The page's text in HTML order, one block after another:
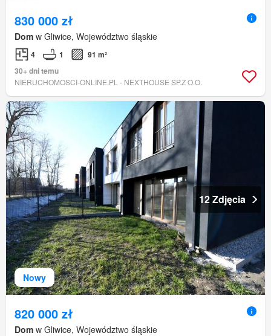
830 000 zł
Dom w Gliwice, Województwo śląskie
4 1
91 m²
30+ dni temu
NIERUCHOMOSCI-ONLINE.PL - NEXTHOUSE SP.Z O.O.
Nowy
12 Zdjęcia
820 000 zł
Dom w Gliwice, Województwo śląskie